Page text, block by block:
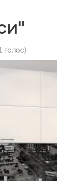
голос)